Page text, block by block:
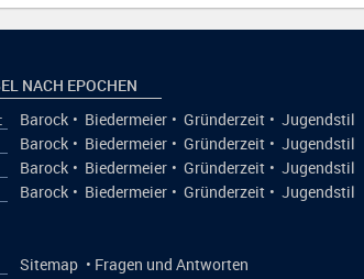
NACH EPOCHEN
Barock • Biedermeier • Gründerzeit • Jugendstil
Barock • Biedermeier • Gründerzeit • Jugendstil
Barock • Biedermeier • Gründerzeit • Jugendstil
Barock • Biedermeier • Gründerzeit • Jugendstil
Sitemap • Fragen und Antworten